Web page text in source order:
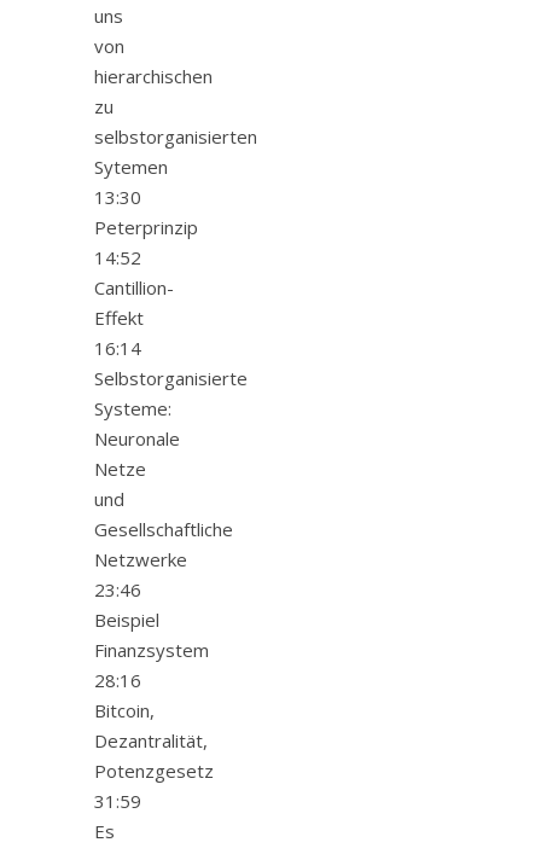
uns
von
hierarchischen
zu
selbstorganisierten
Sytemen
13:30
Peterprinzip
14:52
Cantillion-
Effekt
16:14
Selbstorganisierte
Systeme:
Neuronale
Netze
und
Gesellschaftliche
Netzwerke
23:46
Beispiel
Finanzsystem
28:16
Bitcoin,
Dezantralität,
Potenzgesetz
31:59
Es